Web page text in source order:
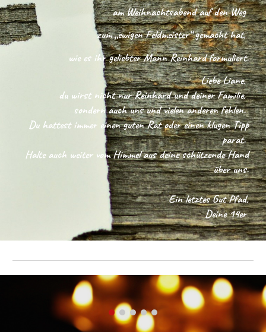
am Weihnachtsabend auf den Weg
zum „ewigen Feldmeister“ gemacht hat,
wie es ihr geliebter Mann Reinhard formuliert.
Liebe Liane,
du wirst nicht nur Reinhard und deiner Familie,
sondern auch uns und vielen anderen fehlen.
Du hattest immer einen guten Rat oder einen klugen Tipp
parat.
Halte auch weiter vom Himmel aus deine schützende Hand
über uns.
Ein letztes Gut Pfad,
Deine 14er